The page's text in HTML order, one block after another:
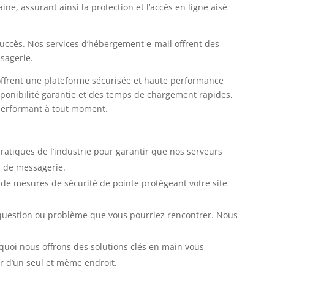
assurant ainsi la protection et l’accès en ligne aisé
Nos services d’hébergement e-mail offrent des
une plateforme sécurisée et haute performance
garantie et des temps de chargement rapides,
à tout moment.
de l’industrie pour garantir que nos serveurs
messagerie.
mesures de sécurité de pointe protégeant votre site
ou problème que vous pourriez rencontrer. Nous
nous offrons des solutions clés en main vous
seul et même endroit.